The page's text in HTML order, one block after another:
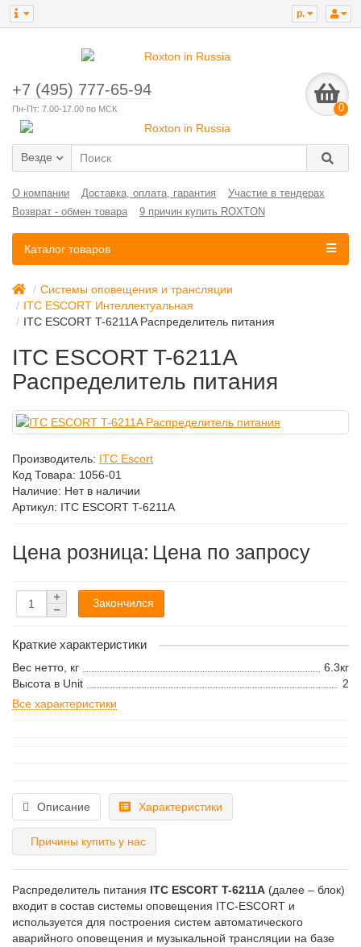
р.
+7 (495) 777-65-94
Пн-Пт: 7.00-17.00 по МСК 0
Везде
О компании Доставка, оплата, гарантия
Участие в тендерах
Возврат - обмен товара
9 причин купить ROXTON
Каталог товаров
Системы оповещения и трансляции
ITC ESCORT Интеллектуальная
ITC ESCORT T-6211A Распределитель питания
ITC ESCORT T-6211A
Распределитель питания
Производитель: ITC Escort
Код Товара: 1056-01
Наличие: Нет в наличии
Артикул: ITC ESCORT T-6211A
Цена розница: Цена по запросу
Закончился
Краткие характеристики
Вес нетто, кг
6.3кг
Высота в Unit
2
Все характеристики
Описание Характеристики
Причины купить у нас
Распределитель питания ITC ESCORT T-6211A (далее – блок)
входит в состав системы оповещения ITC-ESCORT и
используется для построения систем автоматического
аварийного оповещения и музыкальной трансляции на базе